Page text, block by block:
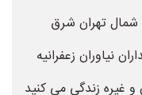
شمال تهران شرق
نیاوران زعفرانیه
غیره زندگی می کنید